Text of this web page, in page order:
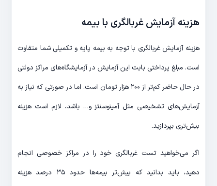
هزینه آزمایش غربالگری با بیمه
هزینه آزمایش غربالگری با توجه به بیمه پایه و تکمیلی شما متفاوت
است. مبلغ پرداختی بابت این آزمایش در آزمایشگاه‌های مراکز دولتی
در حال حاضر کم‌تر از ۲۰۰ هزار تومان است. اما در صورتی که نیاز به
آزمایش‌های تشخیصی مثل آمینوسنتز و… باشد، لازم است هزینه
بیش‌تری بپردازید.
اگر می‌خواهید تست غربالگری خود را در مراکز خصوصی انجام
دهید، باید بدانید که بیش‌تر بیمه‌ها حدود ۳۵ درصد هزینه